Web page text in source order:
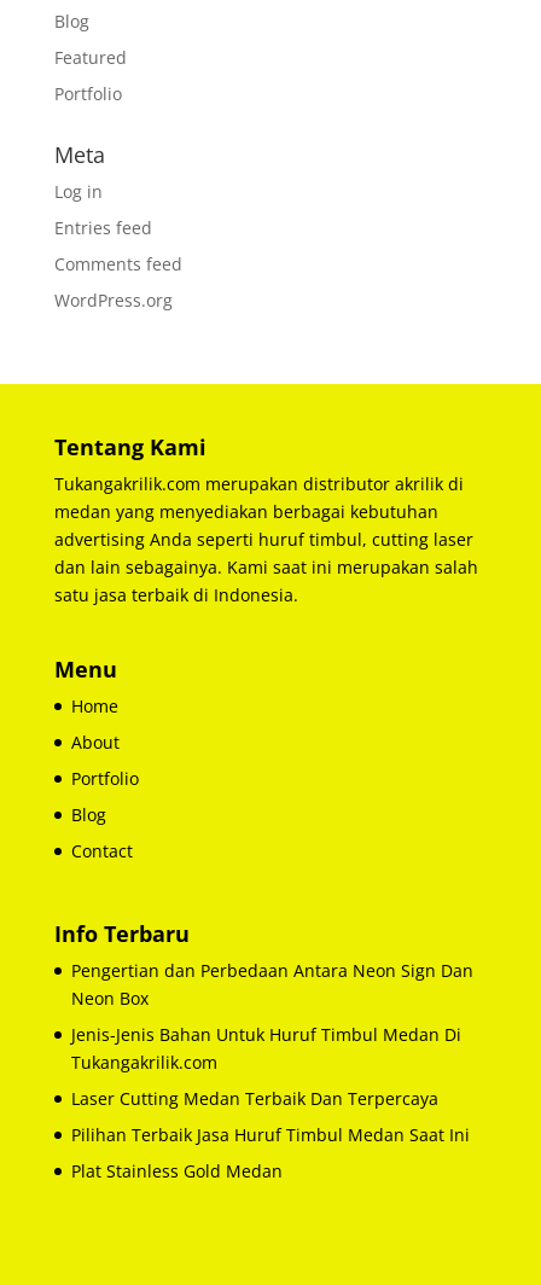
Blog
Featured
Portfolio
Meta
Log in
Entries feed
Comments feed
WordPress.org
Tentang Kami
Tukangakrilik.com merupakan distributor akrilik di
medan yang menyediakan berbagai kebutuhan
advertising Anda seperti huruf timbul, cutting laser
dan lain sebagainya. Kami saat ini merupakan salah
satu jasa terbaik di Indonesia.
Menu
Home
About
Portfolio
Blog
Contact
Info Terbaru
Pengertian dan Perbedaan Antara Neon Sign Dan
Neon Box
Jenis-Jenis Bahan Untuk Huruf Timbul Medan Di
Tukangakrilik.com
Laser Cutting Medan Terbaik Dan Terpercaya
Pilihan Terbaik Jasa Huruf Timbul Medan Saat Ini
Plat Stainless Gold Medan